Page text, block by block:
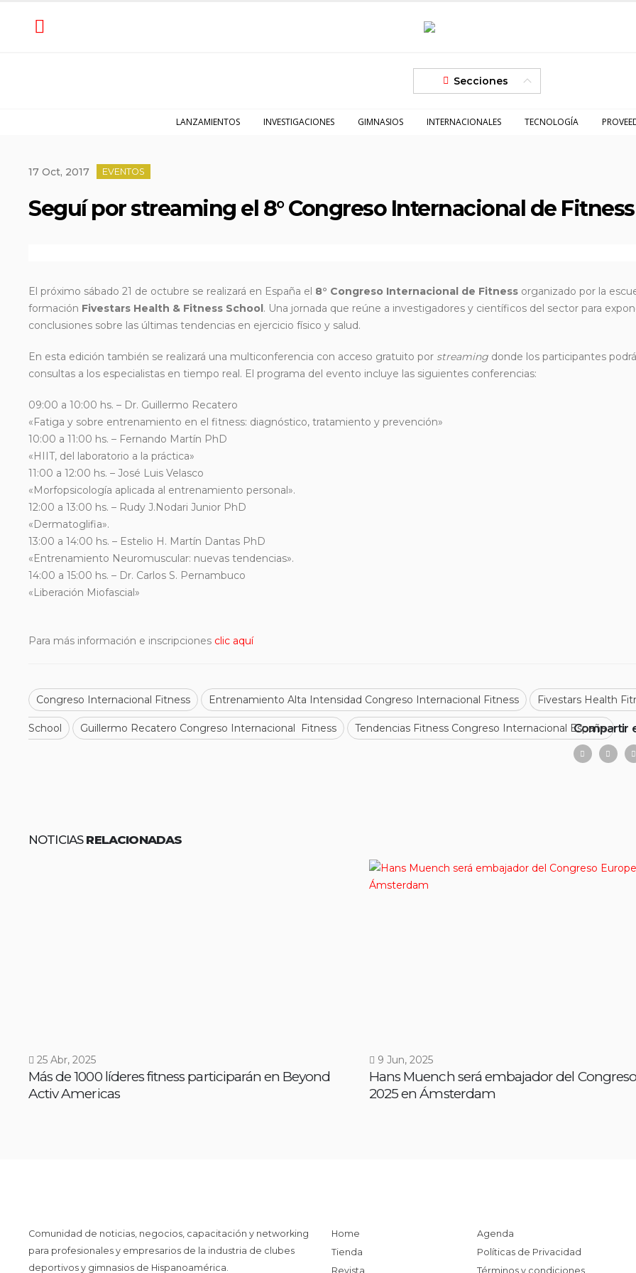
Secciones
LANZAMIENTOS INVESTIGACIONES GIMNASIOS INTERNACIONALES TECNOLOGÍA
17 Oct, 2017 EVENTOS
Seguí por streaming el 8° Congreso Internacional de Fitness
El próximo sábado 21 de octubre se realizará en España el 8° Congreso Internacional de Fitness organizado por la
formación Fivestars Health & Fitness School. Una jornada que reúne a investigadores y científicos del sector para
conclusiones sobre las últimas tendencias en ejercicio físico y salud.
En esta edición también se realizará una multiconferencia con acceso gratuito por streaming donde los participantes
consultas a los especialistas en tiempo real. El programa del evento incluye las siguientes conferencias:
09:00 a 10:00 hs. – Dr. Guillermo Recatero
«Fatiga y sobre entrenamiento en el fitness: diagnóstico, tratamiento y prevención»
10:00 a 11:00 hs. – Fernando Martín PhD
«HIIT, del laboratorio a la práctica»
11:00 a 12:00 hs. – José Luis Velasco
«Morfopsicología aplicada al entrenamiento personal».
12:00 a 13:00 hs. – Rudy J.Nodari Junior PhD
«Dermatoglifia».
13:00 a 14:00 hs. – Estelio H. Martín Dantas PhD
«Entrenamiento Neuromuscular: nuevas tendencias».
14:00 a 15:00 hs. – Dr. Carlos S. Pernambuco
«Liberación Miofascial»
Para más información e inscripciones clic aquí
Congreso Internacional Fitness Entrenamiento Alta Intensidad Congreso Internacional Fitness Fivestars Health
School Guillermo Recatero Congreso Internacional Fitness Tendencias Fitness Congreso Internacional España
Compartir
NOTICIAS RELACIONADAS
25 Abr, 2025
Más de 1000 líderes fitness participarán en Beyond
Activ Americas
9 Jun, 2025
Hans Muench será embajador del
2025 en Ámsterdam
Comunidad de noticias, negocios, capacitación y networking
para profesionales y empresarios de la industria de clubes
deportivos y gimnasios de Hispanoamérica.
Home
Tienda
Revista
Agenda
Políticas de Privacidad
Términos y condiciones